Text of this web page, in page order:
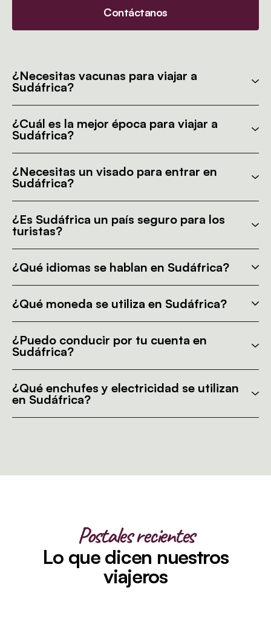
Contáctanos
¿Necesitas vacunas para viajar a
Sudáfrica?
¿Cuál es la mejor época para viajar a
Sudáfrica?
¿Necesitas un visado para entrar en
Sudáfrica?
¿Es Sudáfrica un país seguro para los
turistas?
¿Qué idiomas se hablan en Sudáfrica?
¿Qué moneda se utiliza en Sudáfrica?
¿Puedo conducir por tu cuenta en
Sudáfrica?
¿Qué enchufes y electricidad se utilizan
en Sudáfrica?
Postales recientes
Lo que dicen nuestros
viajeros